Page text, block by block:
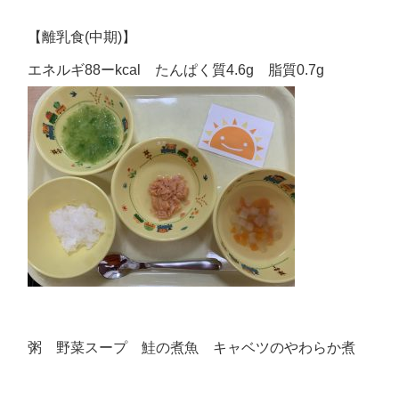
【離乳食(中期)】
エネルギ88ーkcal たんぱく質4.6g 脂質0.7g
粥 野菜スープ 鮭の煮魚 キャベツのやわらか煮